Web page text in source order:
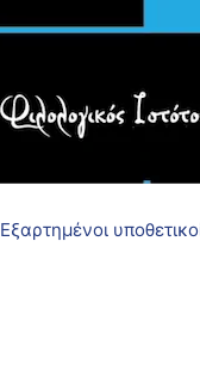
Εξαρτημένοι